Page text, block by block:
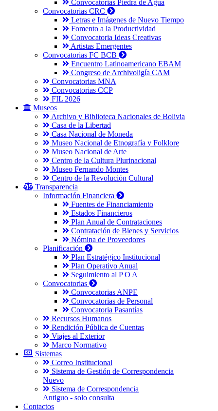
Convocatorias Piedra de Agua
Convocatorias CRC
Letras e Imágenes de Nuevo Tiempo
Fomento a la Productividad
Convocatoria Ideas Creativas
Artistas Emergentes
Convocatorias FC BCB
Encuentro Latinoamericano EBAM
Congreso de Archivoligía CAM
Convocatorias MNA
Convocatorias CCP
FIL 2026
Museos
Archivo y Biblioteca Nacionales de Bolivia
Casa de la Libertad
Casa Nacional de Moneda
Museo Nacional de Etnografía y Folklore
Museo Nacional de Arte
Centro de la Cultura Plurinacional
Museo Fernando Montes
Centro de la Revolución Cultural
Transparencia
Información Financiera
Fuentes de Financiamiento
Estados Financieros
Plan Anual de Contrataciones
Contratación de Bienes y Servicios
Nómina de Proveedores
Planificación
Plan Estratégico Institucional
Plan Operativo Anual
Seguimiento al P O A
Convocatorias
Convocatorias ANPE
Convocatorias de Personal
Convocatoria Pasantías
Recursos Humanos
Rendición Pública de Cuentas
Viajes al Exterior
Marco Normativo
Sistemas
Correo Institucional
Sistema de Gestión de Correspondencia
Nuevo
Sistema de Correspondencia
Antiguo - solo consulta
Contactos